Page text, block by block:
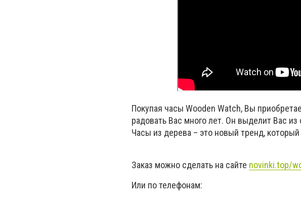
Покупая часы Wooden Watch, Вы
радовать Вас много лет. Он выделит Вас
Часы из дерева – это новый тренд,
Заказ можно сделать на сайте novinki.top/
Или по телефонам: